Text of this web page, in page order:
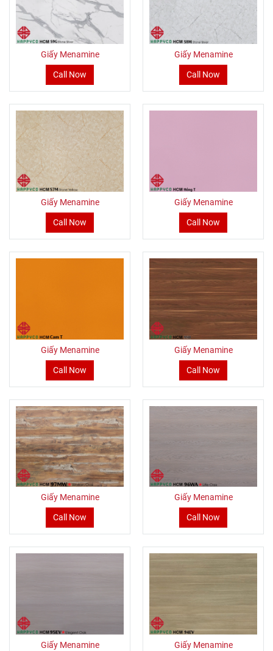
Giấy Menamine
Call Now
Giấy Menamine
Call Now
Giấy Menamine
Call Now
Giấy Menamine
Call Now
Giấy Menamine
Call Now
Giấy Menamine
Call Now
Giấy Menamine
Call Now
Giấy Menamine
Call Now
Giấy Menamine Giấy Menamine